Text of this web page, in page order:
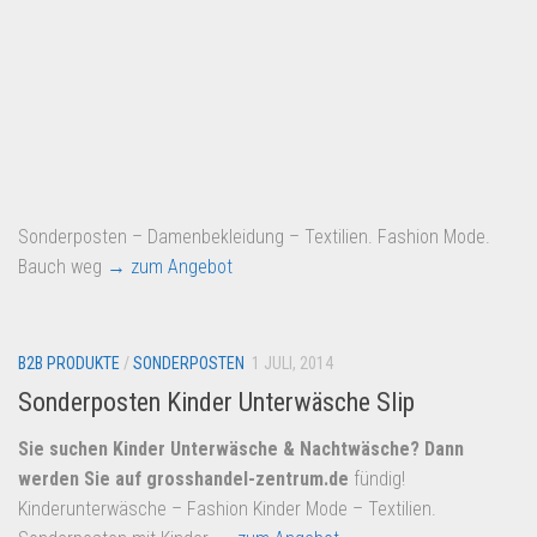
Sonderposten – Damenbekleidung – Textilien. Fashion Mode.
Bauch weg → zum Angebot
B2B PRODUKTE /SONDERPOSTEN 1 JULI, 2014
Sonderposten Kinder Unterwäsche Slip
Sie suchen Kinder Unterwäsche & Nachtwäsche? Dann
werden Sie auf grosshandel-zentrum.de fündig!
Kinderunterwäsche – Fashion Kinder Mode – Textilien.